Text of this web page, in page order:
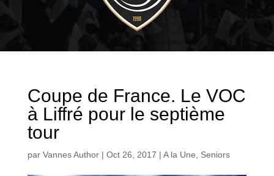
Coupe de France. Le VOC
à Liffré pour le septième
tour
par Vannes Author| Oct 26, 2017 | A la Une, Seniors